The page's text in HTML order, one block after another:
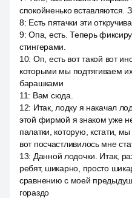
спокойненько вставляются.
8: Есть пятачки эти
9:Опа, есть. Теперь
стингерами.
10: Оп, есть вот такой вот
которыми мы подтягиваем
барашками
11: Вам сюда.
12: Итак, лодку я накачал
этой фирмой я знаком уже
палатки, которую, кстати,
вот посчастливилось мне
13: Данной лодочки. Итак,
ребят, шикарно, просто
сравнению с моей
гораздо